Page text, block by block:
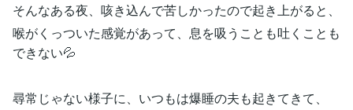
そんなある夜、咳き込んで苦しかったので起き上がると、
喉がくっついた感覚があって、息を吸うことも吐くことも
できない💦
尋常じゃない様子に、いつもは爆睡の夫も起きてきて、